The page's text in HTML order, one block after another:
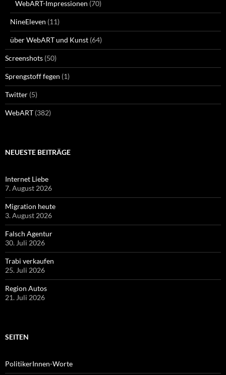
WebART-Impressionen (70)
NineEleven (11)
über WebART und Kunst (64)
Screenshots (50)
Sprengstoff fegen (1)
Twitter (5)
WebART (382)
NEUESTE BEITRÄGE
Internet Liebe
7. August 2026
Migration heute
3. August 2026
Falsch Agentur
30. Juli 2026
Trabi verkaufen
25. Juli 2026
Region Autos
21. Juli 2026
SEITEN
PolitikerInnen-Worte